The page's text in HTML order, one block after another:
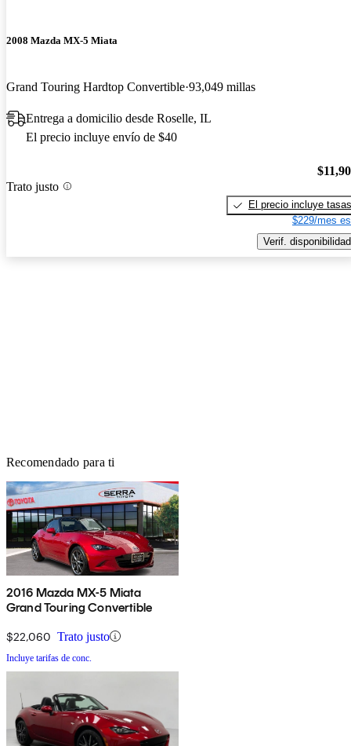
2008 Mazda MX-5 Miata
Grand Touring Hardtop Convertible 93,049 millas
Entrega a domicilio desde Roselle, IL
El precio incluye envío de $40
Trato justo
El precio incluye tasas
$229/mes
Verif. disponibilidad
Recomendado para ti
2016 Mazda MX-5 Miata
Grand Touring Convertible
$22,060 Trato justo
Incluye tarifas de conc.